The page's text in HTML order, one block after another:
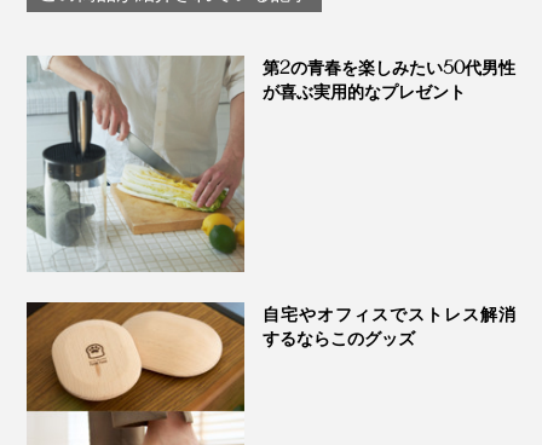
特許取得の細かいピン構造が、頭皮を隙間なく洗い上げる（右写真は旧デザイン
版）
まるで、プロによる、美容室でのヘッドスパのような心
地よさに、やみつきになるはず。シャンプー後は、髪も
頭皮も、今までより「スッキリ」感じると思います。
「スカルプブラシ」は、左から、アクション、ヌーヴォー、デコの3柄
ホワイト系のボディに、濃色のピンを組合せたブラシ
第2の青春を楽しみたい50代男性
が喜ぶ実用的なプレゼント
自宅やオフィスでストレス解消
するならこのグッズ